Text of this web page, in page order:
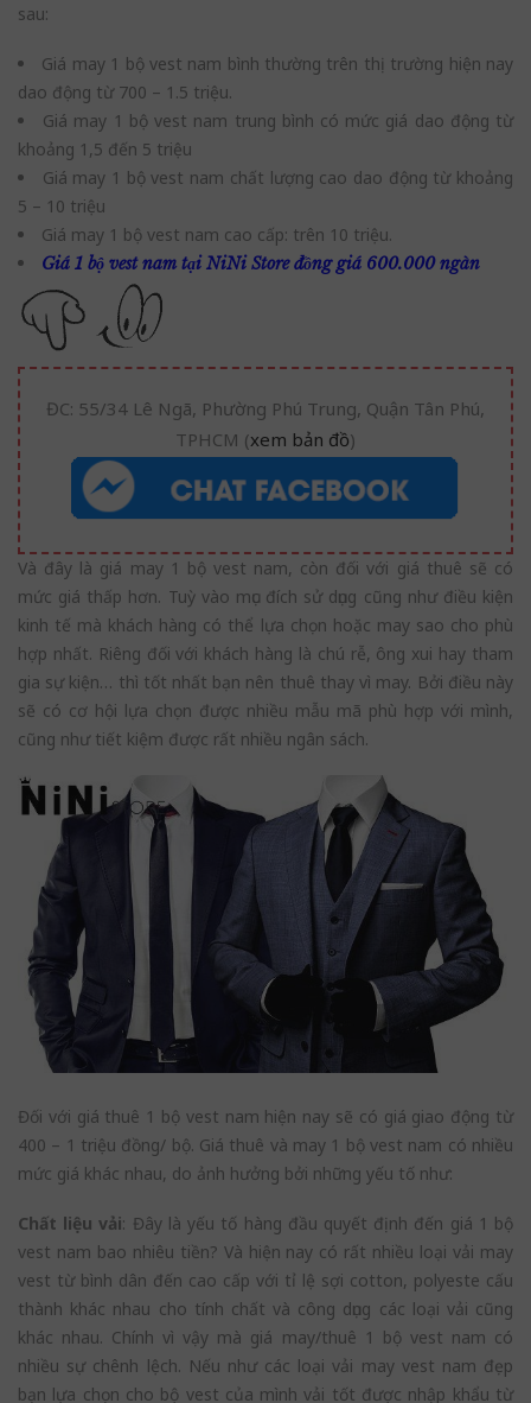
sau:
Giá may 1 bộ vest nam bình thường trên thị trường hiện nay
dao động từ 700 – 1.5 triệu.
Giá may 1 bộ vest nam trung bình có mức giá dao động từ
khoảng 1,5 đến 5 triệu
Giá may 1 bộ vest nam chất lượng cao dao động từ khoảng
5 – 10 triệu
Giá may 1 bộ vest nam cao cấp: trên 10 triệu.
Giá 1 bộ vest nam tại NiNi Store đồng giá 600.000 ngàn
ĐC: 55/34 Lê Ngã, Phường Phú Trung, Quận Tân Phú,
TPHCM (xem bản đồ)
Và đây là giá may 1 bộ vest nam, còn đối với giá thuê sẽ có
mức giá thấp hơn. Tuỳ vào mục đích sử dụng cũng như điều kiện
kinh tế mà khách hàng có thể lựa chọn hoặc may sao cho phù
hợp nhất. Riêng đối với khách hàng là chú rễ, ông xui hay tham
gia sự kiện… thì tốt nhất bạn nên thuê thay vì may. Bởi điều này
sẽ có cơ hội lựa chọn được nhiều mẫu mã phù hợp với mình,
cũng như tiết kiệm được rất nhiều ngân sách.
Đối với giá thuê 1 bộ vest nam hiện nay sẽ có giá giao động từ
400 – 1 triệu đồng/ bộ. Giá thuê và may 1 bộ vest nam có nhiều
mức giá khác nhau, do ảnh hưởng bởi những yếu tố như:
Chất liệu vải: Đây là yếu tố hàng đầu quyết định đến giá 1 bộ
vest nam bao nhiêu tiền? Và hiện nay có rất nhiều loại vải may
vest từ bình dân đến cao cấp với tỉ lệ sợi cotton, polyeste cấu
thành khác nhau cho tính chất và công dụng các loại vải cũng
khác nhau. Chính vì vậy mà giá may/thuê 1 bộ vest nam có
nhiều sự chênh lệch. Nếu như các loại vải may vest nam đẹp
bạn lựa chọn cho bộ vest của mình vải tốt được nhập khẩu từ